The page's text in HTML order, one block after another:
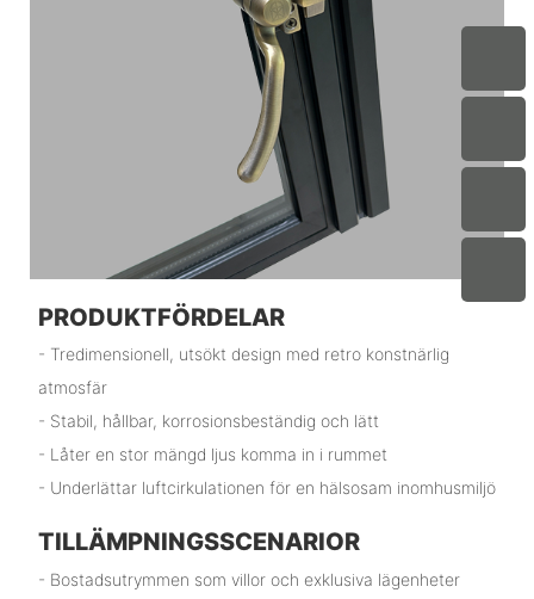
PRODUKTFÖRDELAR
- Tredimensionell, utsökt design med retro konstnärlig
atmosfär
- Stabil, hållbar, korrosionsbeständig och lätt
- Låter en stor mängd ljus komma in i rummet
- Underlättar luftcirkulationen för en hälsosam inomhusmiljö
TILLÄMPNINGSSCENARIOR
- Bostadsutrymmen som villor och exklusiva lägenheter